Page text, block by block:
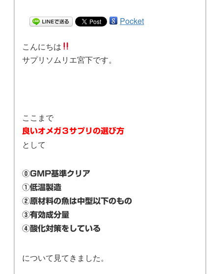
Pocket
こんにちは
サプリソムリエ宮下です。
ここまで
良いオメガ３サプリの選び方
として
⓪GMP基準クリア
①低温製造
②原材料の魚は中型以下のもの
③有効成分量
④酸化対策をしている
について見てきました。